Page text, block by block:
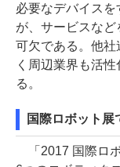
必要なデバイス
が、サービスな
可欠である。他
く周辺業界も活
る。
国際ロボット展
「2017 国際ロ